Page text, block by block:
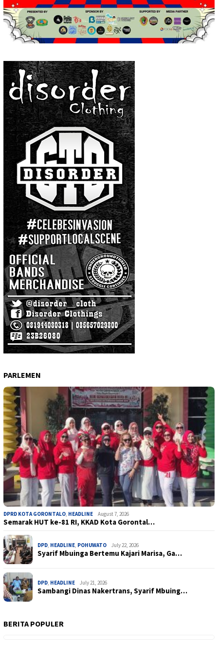
PARLEMEN
DPRD KOTA GORONTALO HEADLINE August 7, 2026
Semarak HUT ke-81 RI, KKAD Kota Gorontal…
DPD HEADLINE POHUWATO July 22, 2026
Syarif Mbuinga Bertemu Kajari Marisa, Ga…
DPD HEADLINE July 21, 2026
Sambangi Dinas Nakertrans, Syarif Mbuing…
BERITA POPULER